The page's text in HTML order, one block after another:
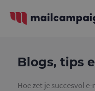
Blogs, tips
Hoe zet je succesvol